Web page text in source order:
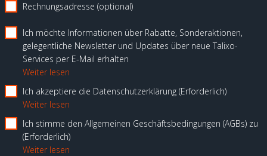
Rechnungsadresse (optional)
Ich möchte Informationen über Rabatte, Sonderaktionen,
gelegentliche Newsletter und Updates über neue Talixo-
Services per E-Mail erhalten
Weiter lesen
Ich akzeptiere die Datenschutzerklärung Erforderlich
Weiter lesen
Ich stimme den Allgemeinen Geschäftsbedingungen (AGBs) zu
Erforderlich
Weiter lesen